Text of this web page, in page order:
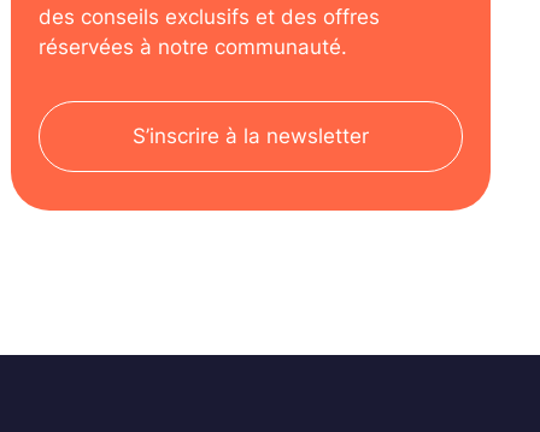
des conseils exclusifs et des offres
réservées à notre communauté.
S’inscrire à la newsletter